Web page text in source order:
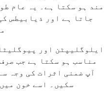
مند ہو سکتا ہے۔ یہ عام
جاتا ہے اور ذیابیطس
ایلوگلیپٹن اور
مناسب ہو سکتا ہے جب
آپ ضمنی اثرات کی وجہ
سکیں۔ اسے خون